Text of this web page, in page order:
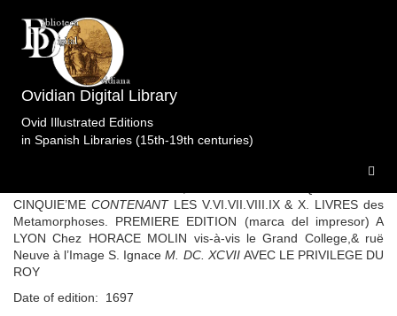
Ovidian Digital Library
Ovid Illustrated Editions
in Spanish Libraries (15th-19th centuries)
List of specimens in the library Biblioteca del Museo
Sorolla Madrid. biblioteca1 specimen
Obras completas.Martignac.Molin.Lyon.1697i.t5
LES OEUVRES D’OVIDE TRADUCTION NOUVELLE PAR
CINQUIE’ME CONTENANTLES V.VI.VII.VIII.IX & X. LIVRES des
Metamorphoses. PREMIERE EDITION (marca del impresor) A
LYON Chez HORACE MOLIN vis-à-vis le Grand College,& ruë
Neuve à l’Image S. IgnaceM. DC. XCVII AVEC LE PRIVILEGE DU
ROY
Date of edition: 1697